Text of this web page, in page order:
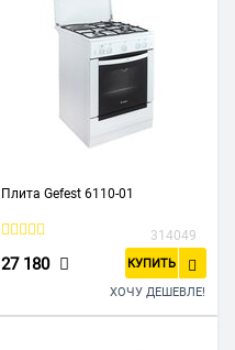
Плита Gefest 6110-01
314049
27 180 КУПИТЬ
ХОЧУ ДЕШЕВЛЕ!